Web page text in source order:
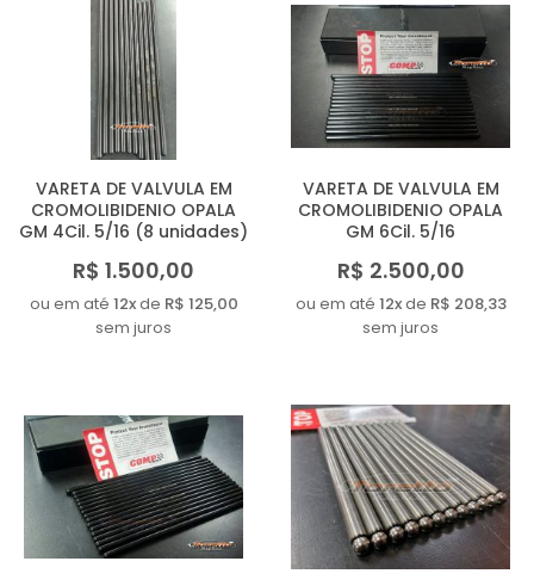
VARETA DE VALVULA EM
CROMOLIBIDENIO OPALA
GM 4Cil. 5/16 (8 unidades)
R$ 1.500,00
ou em até 12xde R$ 125,00
sem juros
VARETA DE VALVULA EM
CROMOLIBIDENIO OPALA
GM 6Cil. 5/16
R$ 2.500,00
ou em até 12xde R$ 208,33
sem juros